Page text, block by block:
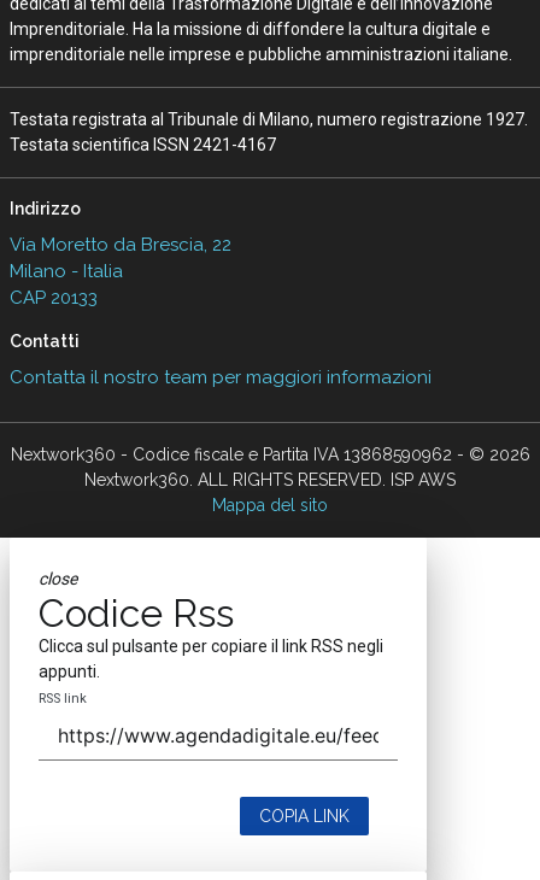
Imprenditoriale. Ha la missione di diffondere la cultura digitale e
imprenditoriale nelle imprese e pubbliche amministrazioni italiane.
Testata registrata al Tribunale di Milano, numero registrazione 1927.
Testata scientifica ISSN 2421-4167
Indirizzo
Via Moretto da Brescia, 22
Milano - Italia
CAP 20133
Contatti
Contatta il nostro team per maggiori informazioni
Nextwork360 - Codice fiscale e Partita IVA 13868590962 - © 2026
Nextwork360. ALL RIGHTS RESERVED. ISP AWS
Mappa del sito
close
Codice Rss
Clicca sul pulsante per copiare il link RSS negli
appunti.
RSS link
COPIA LINK